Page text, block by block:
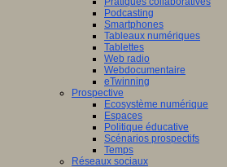
Podcasting
Smartphones
Tableaux numériques
Tablettes
Web radio
Webdocumentaire
eTwinning
Prospective
Ecosystème numérique
Espaces
Politique éducative
Scénarios prospectifs
Temps
Réseaux sociaux